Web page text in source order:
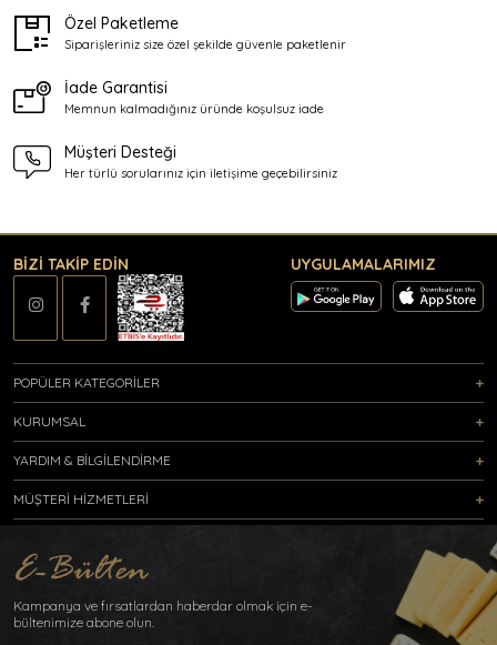
Özel Paketleme
Siparişleriniz size özel şekilde güvenle paketlenir
İade Garantisi
Memnun kalmadığınız üründe koşulsuz iade
Müşteri Desteği
Her türlü sorularınız için iletişime geçebilirsiniz
BİZİ TAKİP EDİN UYGULAMALARIMIZ
POPÜLER KATEGORİLER
KURUMSAL
YARDIM & BİLGİLENDİRME
MÜŞTERİ HİZMETLERİ
Kampanya ve fırsatlardan haberdar olmak için e-
bültenimize abone olun.